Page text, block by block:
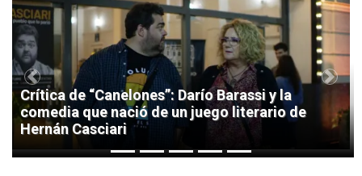
1
Crítica de “Canelones”: Darío Barassi y la
comedia que nació de un juego literario de
Hernán Casciari
Previous Next